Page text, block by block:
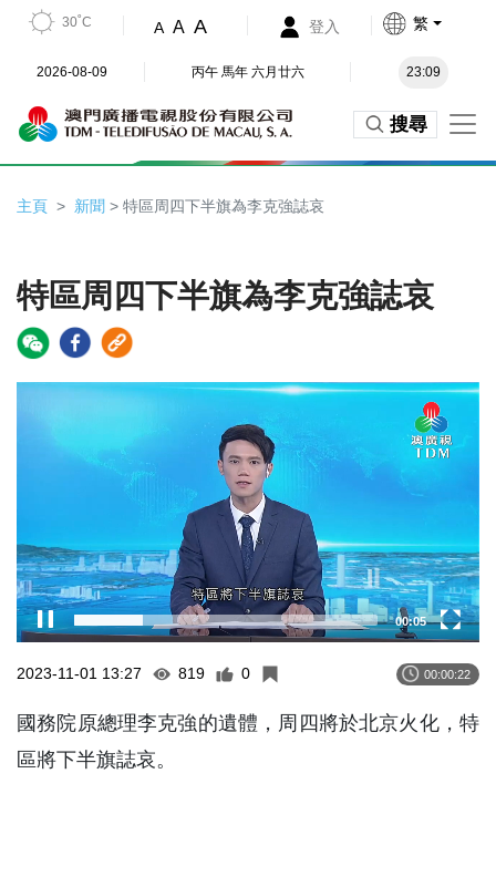
30˚C A A A 登入 繁
2026-08-09 丙午 馬年 六月廿六 23:09
搜尋
主頁 新聞 > 特區周四下半旗為李克強誌哀
特區周四下半旗為李克強誌哀
Video
00:06
2023-11-01 13:27 819 0 00:00:22
國務院原總理李克強的遺體，周四將於北京火化，特
區將下半旗誌哀。